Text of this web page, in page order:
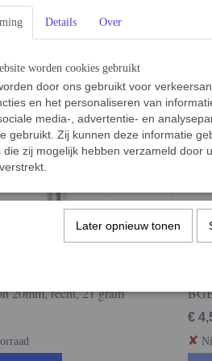
20mm, recht, 21 gram
€
✘
Details Over
worden cookies gebruikt
door ons gebruikt voor
en het personaliseren van
media-, advertentie- en
gebruikt. Zij kunnen deze informatie
die zij mogelijk hebben verzameld door
Later opnieuw tonen